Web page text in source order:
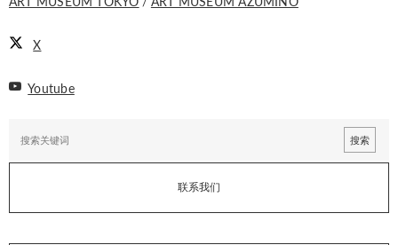
X
Youtube
联系我们